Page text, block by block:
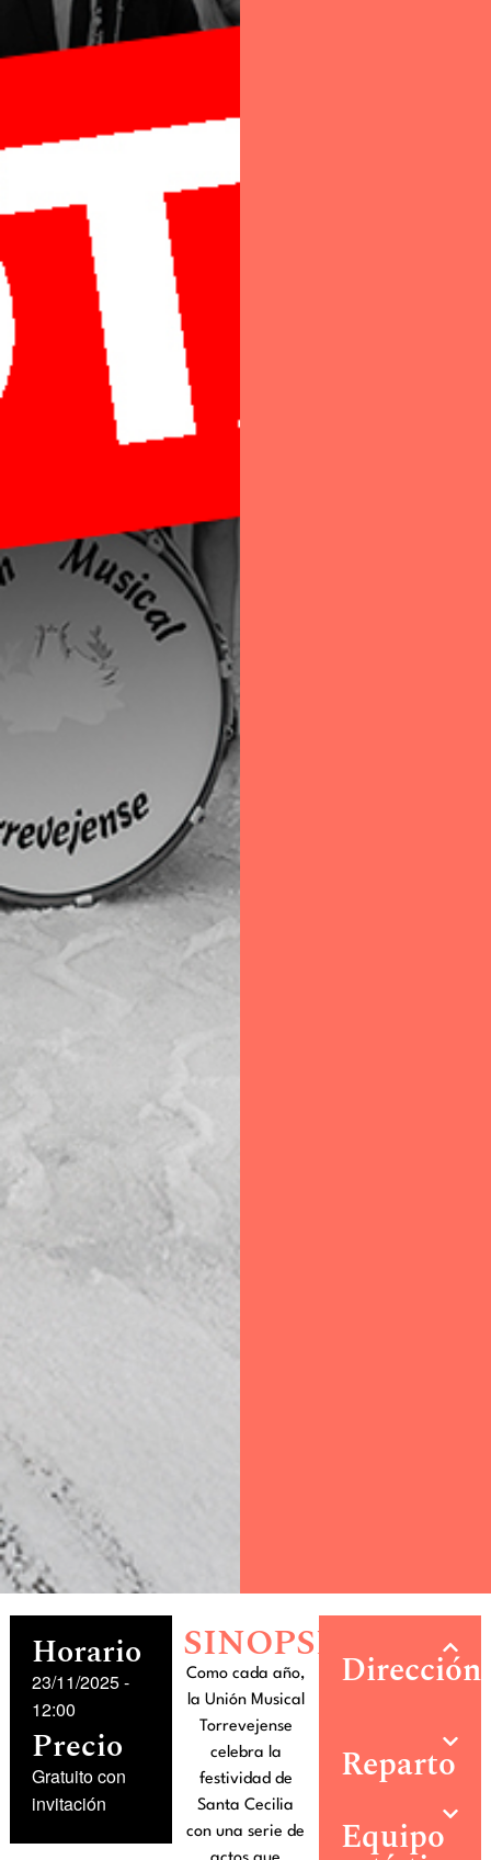
Horario
23/11/2025-
12:00
Precio
Gratuito con
invitación
SINOPSIS
Como cada año,
la Unión Musical
Torrevejense
celebra la
festividad de
Santa Cecilia
con una serie de
Dirección
Reparto
Equipo